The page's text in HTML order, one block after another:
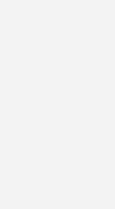
über eine
sich größere
− 15 bis 50 °C.
(bei
stehen
der App Carrier
auch per